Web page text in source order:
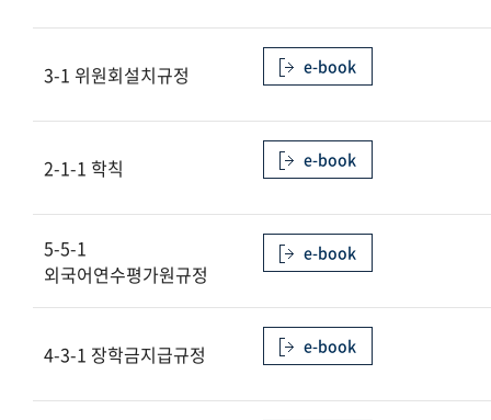
3-1 위원회설치규정 e-book
2-1-1 학칙 e-book
5-5-1
외국어연수평가원규정
e-book
4-3-1 장학금지급규정 e-book